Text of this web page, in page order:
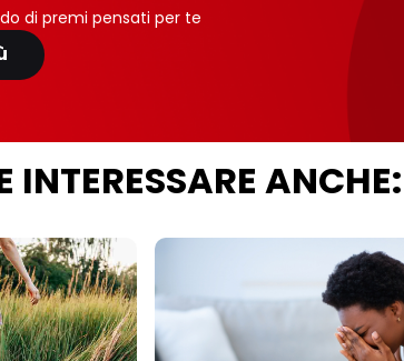
di premi pensati per te
INTERESSARE ANCHE: